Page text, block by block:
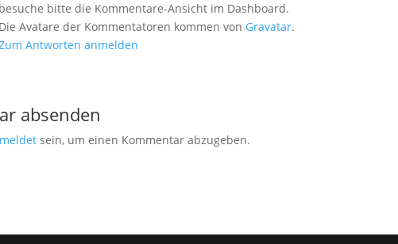
besuche bitte die Kommentare-Ansicht im Dashboard.
Die Avatare der Kommentatoren kommen von Gravatar.
Antworten anmelden
absenden
sein, um einen Kommentar abzugeben.